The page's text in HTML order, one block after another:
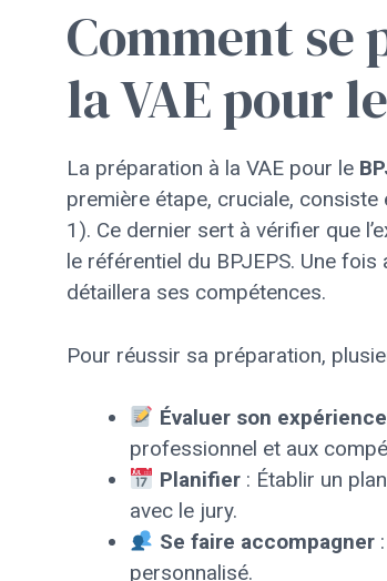
Comment se
la VAE pour
La préparation à la VAE pour le
première étape, cruciale, consiste
1). Ce dernier sert à vérifier que
le référentiel du BPJEPS. Une
détaillera ses compétences.
Pour réussir sa préparation,
Évaluer son expérience
professionnel et aux
Planifier: Établir un
avec le jury.
Se faire accompagner:
personnalisé.